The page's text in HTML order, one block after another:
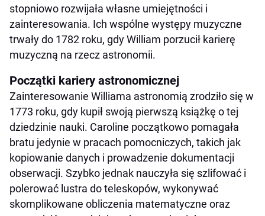
stopniowo rozwijała własne umiejętności i
zainteresowania. Ich wspólne występy muzyczne
trwały do 1782 roku, gdy William porzucił karierę
muzyczną na rzecz astronomii.
Początki kariery astronomicznej
Zainteresowanie Williama astronomią zrodziło się w
1773 roku, gdy kupił swoją pierwszą książkę o tej
dziedzinie nauki. Caroline początkowo pomagała
bratu jedynie w pracach pomocniczych, takich jak
kopiowanie danych i prowadzenie dokumentacji
obserwacji. Szybko jednak nauczyła się szlifować i
polerować lustra do teleskopów, wykonywać
skomplikowane obliczenia matematyczne oraz